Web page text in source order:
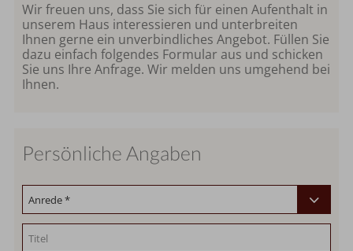
Wir freuen uns, dass Sie sich für einen Aufenthalt in
unserem Haus interessieren und unterbreiten
Ihnen gerne ein unverbindliches Angebot. Füllen Sie
dazu einfach folgendes Formular aus und schicken
Sie uns Ihre Anfrage. Wir melden uns umgehend bei
Ihnen.
Persönliche Angaben